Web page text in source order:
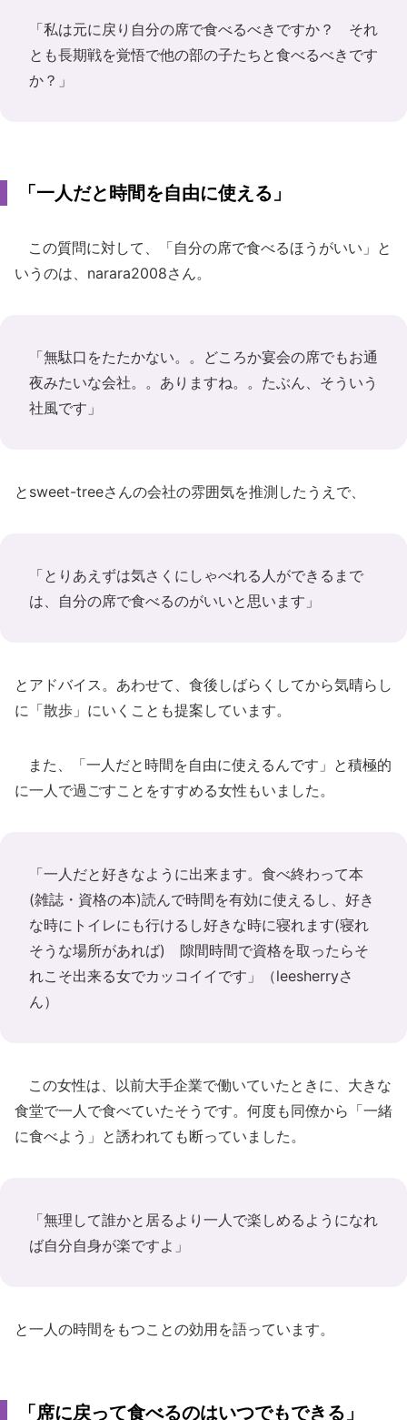
「私は元に戻り自分の席で食べるべきですか？ それ
とも長期戦を覚悟で他の部の子たちと食べるべきです
か？」
「一人だと時間を自由に使える」
この質問に対して、「自分の席で食べるほうがいい」と
いうのは、narara2008さん。
「無駄口をたたかない。。どころか宴会の席でもお通
夜みたいな会社。。ありますね。。たぶん、そういう
社風です」
とsweet-treeさんの会社の雰囲気を推測したうえで、
「とりあえずは気さくにしゃべれる人ができるまで
は、自分の席で食べるのがいいと思います」
とアドバイス。あわせて、食後しばらくしてから気晴らし
に「散歩」にいくことも提案しています。
また、「一人だと時間を自由に使えるんです」と積極的
に一人で過ごすことをすすめる女性もいました。
「一人だと好きなように出来ます。食べ終わって本
(雑誌・資格の本)読んで時間を有効に使えるし、好き
な時にトイレにも行けるし好きな時に寝れます(寝れ
そうな場所があれば) 隙間時間で資格を取ったらそ
れこそ出来る女でカッコイイです」（leesherryさ
ん）
この女性は、以前大手企業で働いていたときに、大きな
食堂で一人で食べていたそうです。何度も同僚から「一緒
に食べよう」と誘われても断っていました。
「無理して誰かと居るより一人で楽しめるようになれ
ば自分自身が楽ですよ」
と一人の時間をもつことの効用を語っています。
「席に戻って食べるのはいつでもできる」